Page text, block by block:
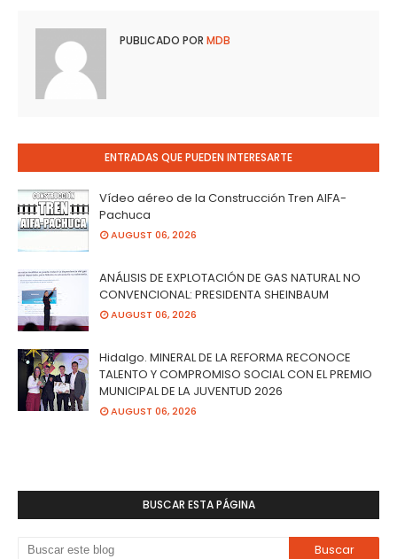
PUBLICADO POR MDB
ENTRADAS QUE PUEDEN INTERESARTE
Vídeo aéreo de la Construcción Tren AIFA-
Pachuca
AUGUST 06, 2026
ANÁLISIS DE EXPLOTACIÓN DE GAS NATURAL NO
CONVENCIONAL: PRESIDENTA SHEINBAUM
AUGUST 06, 2026
Hidalgo. MINERAL DE LA REFORMA RECONOCE
TALENTO Y COMPROMISO SOCIAL CON EL PREMIO
MUNICIPAL DE LA JUVENTUD 2026
AUGUST 06, 2026
BUSCAR ESTA PÁGINA